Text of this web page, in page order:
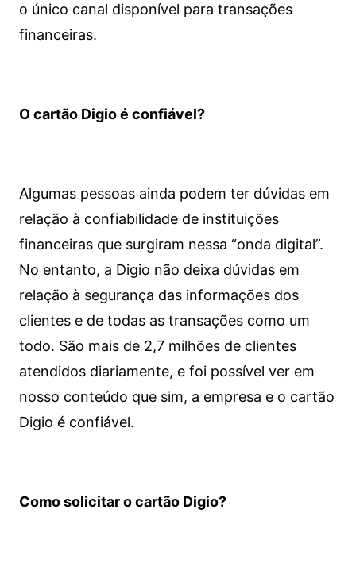
o único canal disponível para transações
financeiras.
O cartão Digio é confiável?
Algumas pessoas ainda podem ter dúvidas em
relação à confiabilidade de instituições
financeiras que surgiram nessa “onda digital”.
No entanto, a Digio não deixa dúvidas em
relação à segurança das informações dos
clientes e de todas as transações como um
todo. São mais de 2,7 milhões de clientes
atendidos diariamente, e foi possível ver em
nosso conteúdo que sim, a empresa e o cartão
Digio é confiável.
Como solicitar o cartão Digio?